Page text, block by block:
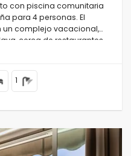
con piscina comunitaria
para 4 personas. El
complejo vacacional,
cerca de restaurantes
a 25 m de la Playa de
1